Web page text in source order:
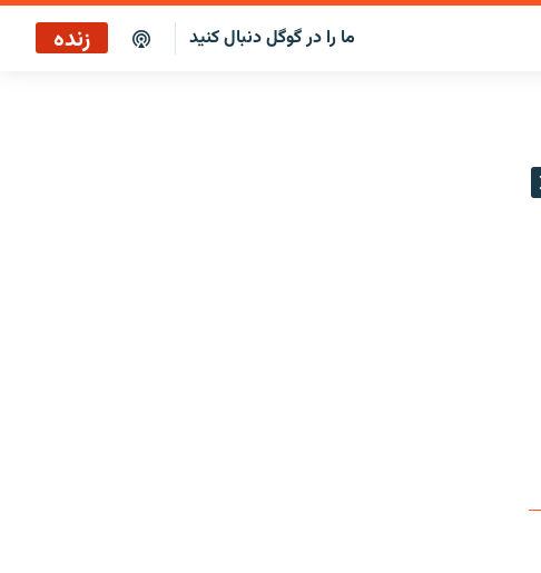
ما را در گوگل دنبال کنید زنده